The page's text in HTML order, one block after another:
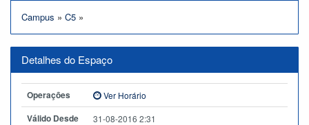
Campus » C5 »
Detalhes do Espaço
Operações Ver Horário
Válido Desde 31-08-2016 2:31